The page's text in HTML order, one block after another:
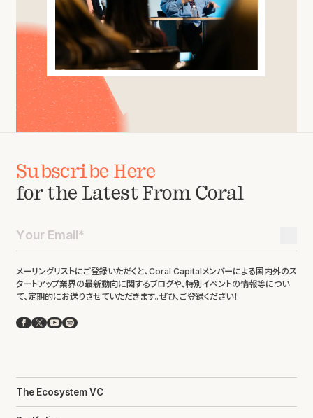
Subscribe Here
for the Latest From Coral
メーリングリストにご登録いただくと、Coral Capitalメンバーによる国内外のス
タートアップ業界の最新動向に関するブログや、特別イベントの情報等につい
て、定期的にお送りさせていただきます。ぜひ、ご登録ください！
Facebook
X YouTube
Spotify
The Ecosystem VC